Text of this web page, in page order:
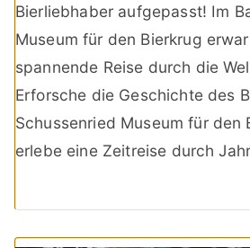
Bierliebhaber aufgepasst! Im
Museum für den Bierkrug
spannende Reise durch die
Erforsche die Geschichte des
Schussenried Museum für den
erlebe eine Zeitreise durch